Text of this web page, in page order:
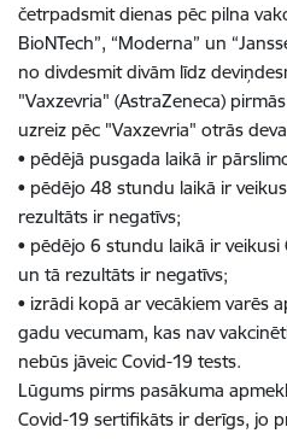
četrpadsmit dienas pēc pilna
BioNTech”, “Moderna” un
no divdesmit divām līdz
"Vaxzevria" (AstraZeneca)
uzreiz pēc "Vaxzevria" otrās
• pēdējā pusgada laikā ir
• pēdējo 48 stundu laikā ir
rezultāts ir negatīvs;
• pēdējo 6 stundu laikā ir
un tā rezultāts ir negatīvs;
• izrādi kopā ar vecākiem varēs
gadu vecumam, kas nav
nebūs jāveic Covid-19 tests.
Lūgums pirms pasākuma
Covid-19 sertifikāts ir derīgs, jo